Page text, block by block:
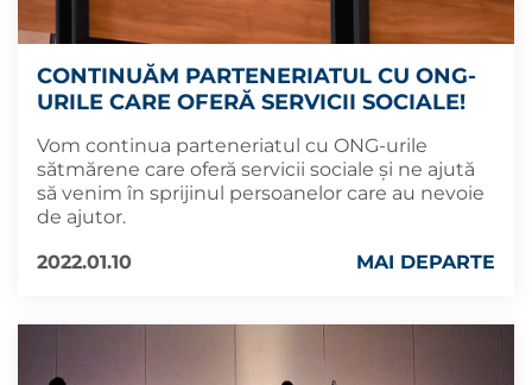
CONTINUĂM PARTENERIATUL CU ONG-
URILE CARE OFERĂ SERVICII SOCIALE!
Vom continua parteneriatul cu ONG-urile
sătmărene care oferă servicii sociale și ne ajută
să venim în sprijinul persoanelor care au nevoie
de ajutor.
2022.01.10
MAI DEPARTE